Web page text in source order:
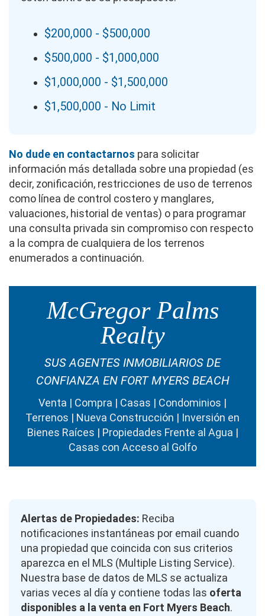
$200,000 - $500,000
$500,000 - $1,000,000
$1,000,000 - $1,500,000
$1,500,000 - No Limit
No dude en contactarnos para solicitar
información más detallada sobre una propiedad (es
decir, zonificación, restricciones de uso de terrenos
como línea de control costero y manglares,
valuaciones, historial de ventas) o para programar
una consulta privada sin compromiso con respecto
a la compra de cualquiera de los terrenos
enumerados a continuación.
McGregor Palms
Realty
SUS AGENTES INMOBILIARIOS DE
CONFIANZA EN FORT MYERS BEACH
Venta | Compra | Casas | Condominios |
Terrenos | Nueva Construcción | Inversión en
Bienes Raíces | Propiedades Frente al Agua |
Casas con Acceso al Golfo
Alertas de Propiedades: Reciba
notificaciones instantáneas por email cuando
una propiedad que coincida con sus criterios
aparezca en el MLS (Multiple Listing Service).
Nuestra base de datos de MLS se actualiza
varias veces al día y contiene todas las oferta
disponibles a la venta en Fort Myers Beach.